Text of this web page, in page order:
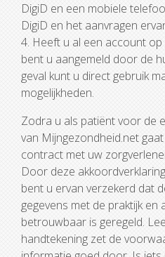
DigiD en een mobiele
DigiD en het aanvragen
4. Heeft u al een account op
bent u aangemeld door de
geval kunt u direct gebruik
mogelijkheden.
Zodra u als patiënt voor de
van Mijngezondheid.net
contract met uw
Door deze
bent u ervan verzekerd dat
gegevens met de praktijk en
betrouwbaar is geregeld.
handtekening zet de